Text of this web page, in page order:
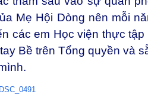
Mẹ Hội Dòng nên mỗi
các em Học viện thực tập
Bề trên Tổng quyền và